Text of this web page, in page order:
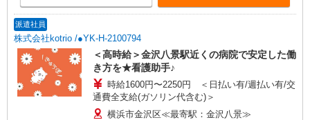
派遣社員
株式会社kotrio /●YK-H-2100794
＜高時給＞金沢八景駅近くの病院で安定した働
き方を★看護助手♪
時給1600円〜2250円 ＜日払い有/週払い有/交
通費全支給(ガソリン代含む)＞
横浜市金沢区≪最寄駅：金沢八景≫